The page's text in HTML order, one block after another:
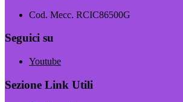
Cod. Mecc. RCIC86500G
Seguici su
Youtube
Sezione Link Utili